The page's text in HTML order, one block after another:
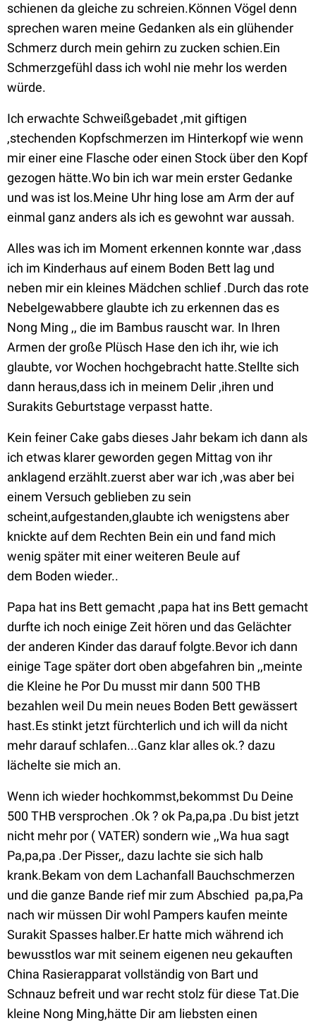
schienen da gleiche zu schreien.Können Vögel denn
sprechen waren meine Gedanken als ein glühender
Schmerz durch mein gehirn zu zucken schien.Ein
Schmerzgefühl dass ich wohl nie mehr los werden
würde.
Ich erwachte Schweißgebadet ,mit giftigen
,stechenden Kopfschmerzen im Hinterkopf wie wenn
mir einer eine Flasche oder einen Stock über den Kopf
gezogen hätte.Wo bin ich war mein erster Gedanke
und was ist los.Meine Uhr hing lose am Arm der auf
einmal ganz anders als ich es gewohnt war aussah.
Alles was ich im Moment erkennen konnte war ,dass
ich im Kinderhaus auf einem Boden Bett lag und
neben mir ein kleines Mädchen schlief .Durch das rote
Nebelgewabbere glaubte ich zu erkennen das es
Nong Ming ,, die im Bambus rauscht war. In Ihren
Armen der große Plüsch Hase den ich ihr, wie ich
glaubte, vor Wochen hochgebracht hatte.Stellte sich
dann heraus,dass ich in meinem Delir ,ihren und
Surakits Geburtstage verpasst hatte.
Kein feiner Cake gabs dieses Jahr bekam ich dann als
ich etwas klarer geworden gegen Mittag von ihr
anklagend erzählt.zuerst aber war ich ,was aber bei
einem Versuch geblieben zu sein
scheint,aufgestanden,glaubte ich wenigstens aber
knickte auf dem Rechten Bein ein und fand mich
wenig später mit einer weiteren Beule auf
dem Boden wieder..
Papa hat ins Bett gemacht ,papa hat ins Bett gemacht
durfte ich noch einige Zeit hören und das Gelächter
der anderen Kinder das darauf folgte.Bevor ich dann
einige Tage später dort oben abgefahren bin ,,meinte
die Kleine he Por Du musst mir dann 500 THB
bezahlen weil Du mein neues Boden Bett gewässert
hast.Es stinkt jetzt fürchterlich und ich will da nicht
mehr darauf schlafen...Ganz klar alles ok.? dazu
lächelte sie mich an.
Wenn ich wieder hochkommst,bekommst Du Deine
500 THB versprochen .Ok ? ok Pa,pa,pa .Du bist jetzt
nicht mehr por ( VATER) sondern wie ,,Wa hua sagt
Pa,pa,pa .Der Pisser,, dazu lachte sie sich halb
krank.Bekam von dem Lachanfall Bauchschmerzen
und die ganze Bande rief mir zum Abschied pa,pa,Pa
nach wir müssen Dir wohl Pampers kaufen meinte
Surakit Spasses halber.Er hatte mich während ich
bewusstlos war mit seinem eigenen neu gekauften
China Rasierapparat vollständig von Bart und
Schnauz befreit und war recht stolz für diese Tat.Die
kleine Nong Ming,hätte Dir am liebsten einen